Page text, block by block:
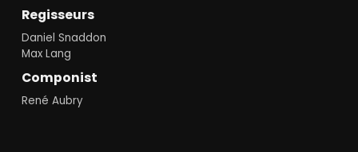
Regisseurs
Daniel Snaddon
Max Lang
Componist
René Aubry